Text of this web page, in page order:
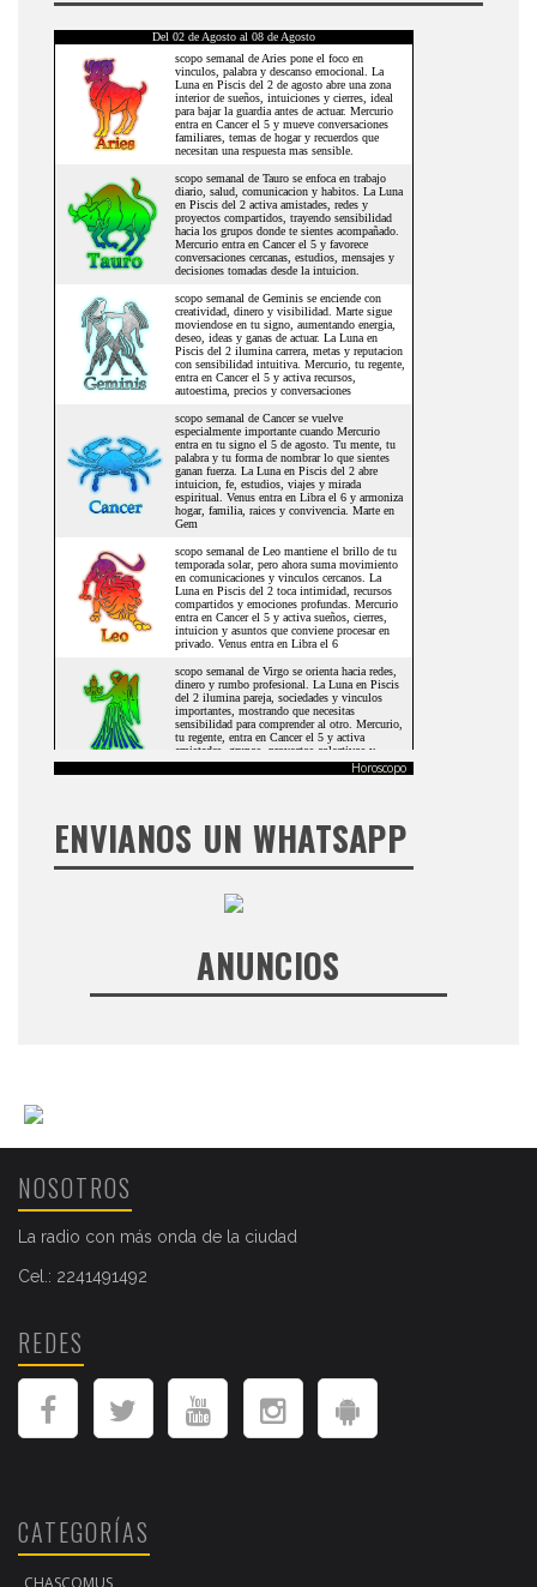
Horoscopo
ENVIANOS UN WHATSAPP
ANUNCIOS
NOSOTROS
La radio con más onda de la ciudad
Cel.: 2241491492
REDES
CATEGORÍAS
CHASCOMUS